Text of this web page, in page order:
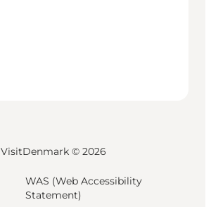
VisitDenmark © 2026
WAS (Web Accessibility
Statement)